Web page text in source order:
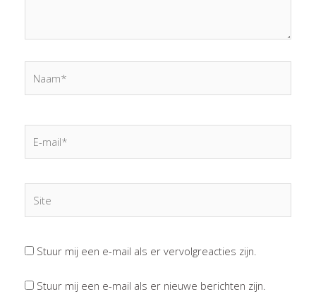
mail*
Stuur mij een e-mail als er vervolgreacties zijn.
Stuur mij een e-mail als er nieuwe berichten zijn.